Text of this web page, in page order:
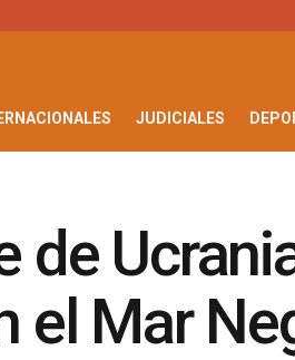
JUDICIALES
de
el Mar